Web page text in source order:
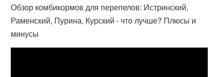
Обзор комбикормов для перепелов: Истринский,
Раменский, Пурина, Курский - что лучше? Плюсы и
минусы